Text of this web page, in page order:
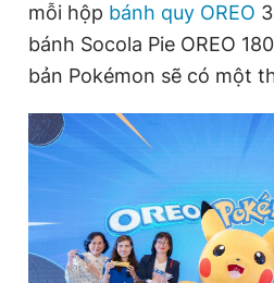
Giấy phép xuất bản số 110/GP -
© 2003-2026 Bản quyền thuộc về
chép dưới mọi hình thức nếu không
bản. Phát triển bởi ePi
mỗi hộp bánh quy OREO
bánh Socola Pie OREO
bản Pokémon sẽ có một